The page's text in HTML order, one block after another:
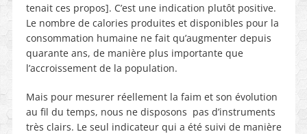
tenait ces propos]. C’est une indication plutôt positive.
Le nombre de calories produites et disponibles pour la
consommation humaine ne fait qu’augmenter depuis
quarante ans, de manière plus importante que
l’accroissement de la population.
Mais pour mesurer réellement la faim et son évolution
au fil du temps, nous ne disposons pas d’instruments
très clairs. Le seul indicateur qui a été suivi de manière